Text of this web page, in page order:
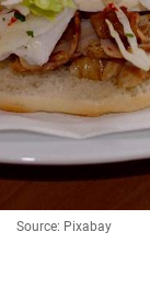
Source: Pixabay